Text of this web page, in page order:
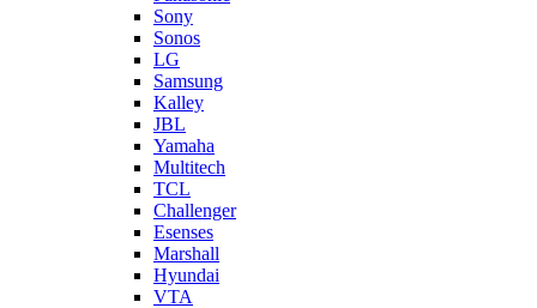
Sony
Sonos
LG
Samsung
Kalley
JBL
Yamaha
Multitech
TCL
Challenger
Esenses
Marshall
Hyundai
VTA